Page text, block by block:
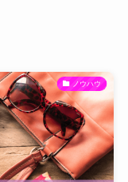
ノウハウ